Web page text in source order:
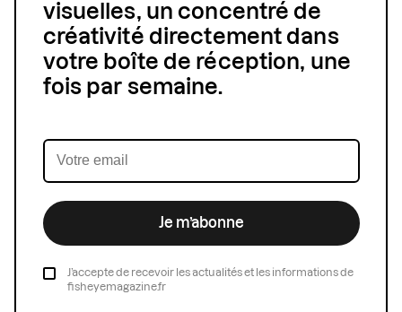
visuelles, un concentré de
créativité directement dans
votre boîte de réception, une
fois par semaine.
Je m’abonne
J’accepte de recevoir les actualités et les informations de
fisheyemagazine.fr